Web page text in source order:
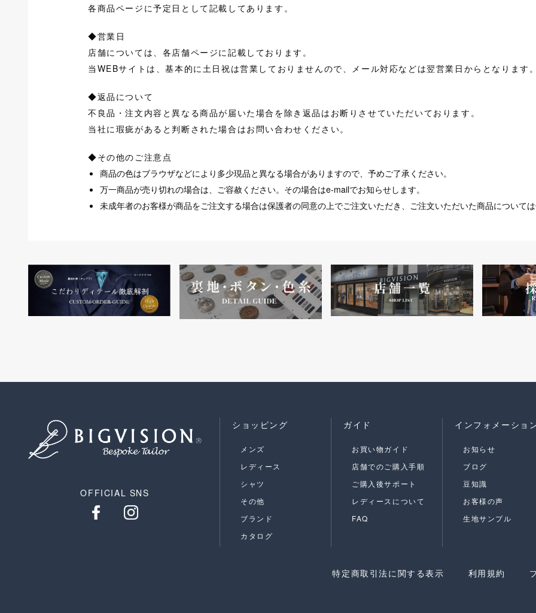
各商品ページに予定日として記載してあります。
◆営業日
店舗については、各店舗ページに記載しております。
当WEBサイトは、基本的に土日祝は営業しておりませんので、メール対応などは翌営業日からとなります
◆返品について
不良品・注文内容と異なる商品が届いた場合を除き返品はお断りさせていただいております。
当社に瑕疵があると判断された場合はお問い合わせください。
◆その他のご注意点
商品の色はブラウザなどにより多少現品と異なる場合がありますので、予めご了承ください。
万一商品が売り切れの場合は、ご容赦ください。その場合はe-mailでお知らせします。
未成年者のお客様が商品をご注文する場合は保護者の同意の上でご注文いただき、ご注文いただいた商品について
OFFICIAL SNS
ショッピング
メンズ
レディース
シャツ
その他
ブランド
カタログ
ガイド
お買い物ガイド
店舗でのご購入手順
ご購入後サポート
レディースについて
FAQ
インフォメーショ
お知らせ
ブログ
豆知識
お客様の声
生地サンプル
特定商取引法に関する表示 利用規約